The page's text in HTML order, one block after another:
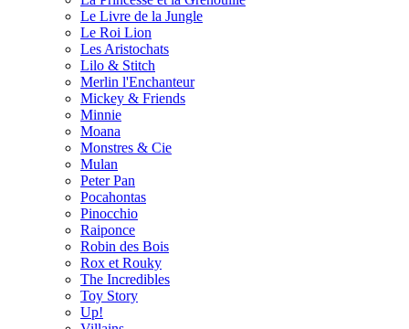
Le Livre de la Jungle
Le Roi Lion
Les Aristochats
Lilo & Stitch
Merlin l'Enchanteur
Mickey & Friends
Minnie
Moana
Monstres & Cie
Mulan
Peter Pan
Pocahontas
Pinocchio
Raiponce
Robin des Bois
Rox et Rouky
The Incredibles
Toy Story
Up!